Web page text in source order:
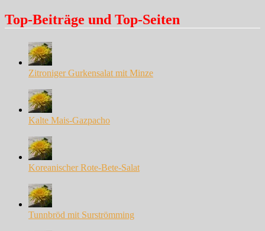
Top-Beiträge und Top-Seiten
Zitroniger Gurkensalat mit Minze
Kalte Mais-Gazpacho
Koreanischer Rote-Bete-Salat
Tunnbröd mit Surströmming